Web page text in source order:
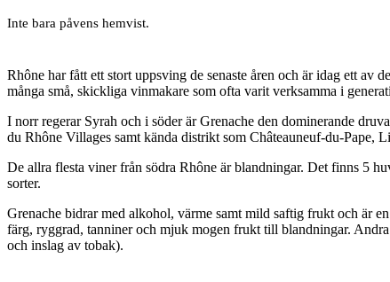
Inte bara påvens hemvist.
Rhône har fått ett stort uppsving de senaste åren och är idag ett
många små, skickliga vinmakare som ofta varit verksamma i
I norr regerar Syrah och i söder är Grenache den dominerande
du Rhône Villages samt kända distrikt som Châteauneuf-du-Pape,
De allra flesta viner från södra Rhône är blandningar. Det finns 5
sorter.
Grenache bidrar med alkohol, värme samt mild saftig frukt och är
färg, ryggrad, tanniner och mjuk mogen frukt till blandningar.
och inslag av tobak).